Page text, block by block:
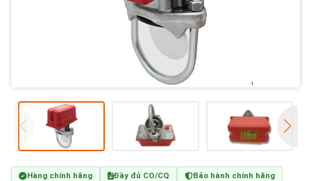
Hàng chính hãng Đầy đủ CO/CQ Bảo hành chính hãng